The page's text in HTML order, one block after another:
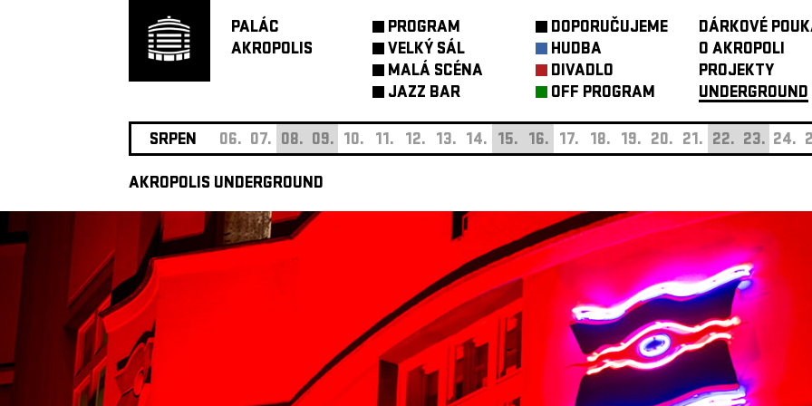
PALÁC
AKROPOLIS
PROGRAM
VELKÝ SÁL
MALÁ SCÉNA
JAZZ BAR
DOPORUČUJEME
HUDBA
DIVADLO
OFF PROGRAM
DÁRKOVÉ
O AKROPOLI
PROJEKTY
UNDERGROUND
SRPEN 06. 07. 08. 09. 10. 11. 12. 13. 14. 15. 16. 17. 18. 19. 20. 21. 22. 23. 24.
AKROPOLIS UNDERGROUND